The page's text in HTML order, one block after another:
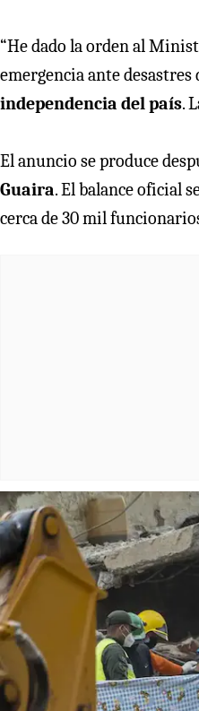
“He dado la orden al
emergencia ante
independencia del país.
El anuncio se produce
Guaira. El balance oficial
cerca de 30 mil